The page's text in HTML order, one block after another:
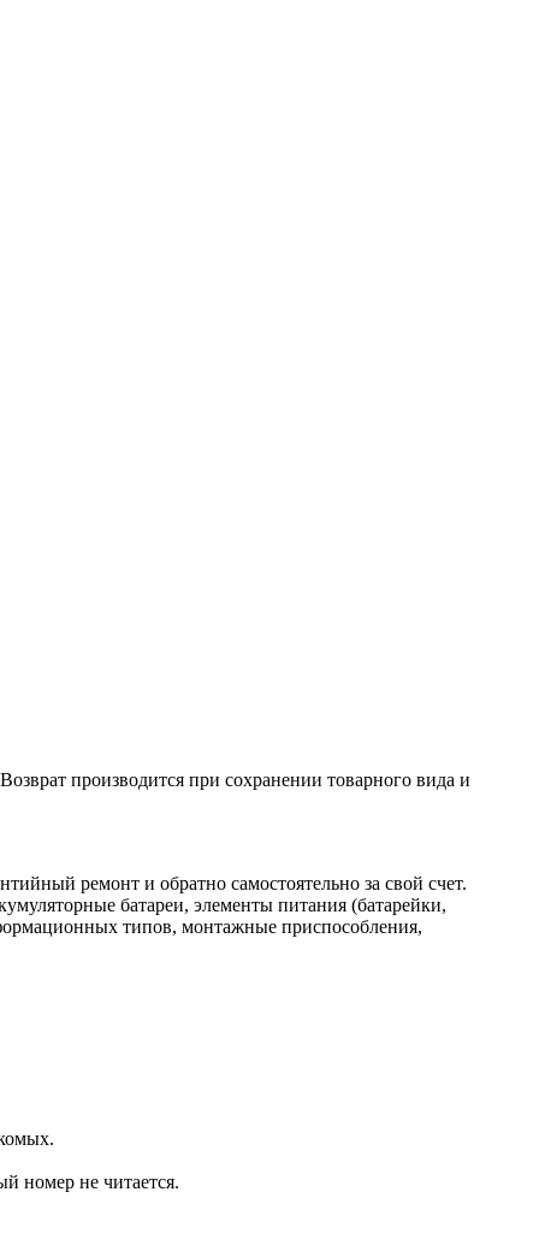
производится при сохранении товарного вида и
ремонт и обратно самостоятельно за свой счет.
батареи, элементы питания (батарейки,
типов, монтажные приспособления,
номер не читается.